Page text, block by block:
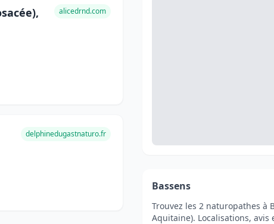
alicedrnd.com
delphinedugastnaturo.fr
Bassens
Trouvez les 2 naturopathes à
Aquitaine). Localisations, avis